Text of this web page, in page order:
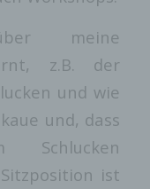
meine
z.B. der
und wie
und, dass
ist
und der
im Falle
Diese
statistisch und
Datenschutz
Unternehmen